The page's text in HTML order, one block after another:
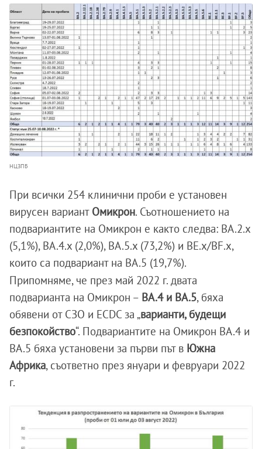
НЦЗПБ
При всички 254 клинични проби е установен
вирусен вариант Омикрон. Съотношението на
подвариантите на Омикрон е както следва: BA.2.х
(5,1%), BA.4.x (2,0%), BA.5.x (73,2%) и BE.x/BF.x,
които са подвариант на BA.5 (19,7%).
Припомняме, че през май 2022 г. двата
подварианта на Омикрон – BA.4 и BA.5, бяха
обявени от СЗО и ECDC за „варианти, будещи
безпокойство“. Подвариантите на Омикрон BA.4 и
BA.5 бяха установени за първи път в Южна
Африка, съответно през януари и февруари 2022
г.